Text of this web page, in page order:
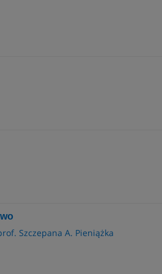
Szczepana A. Pieniążka